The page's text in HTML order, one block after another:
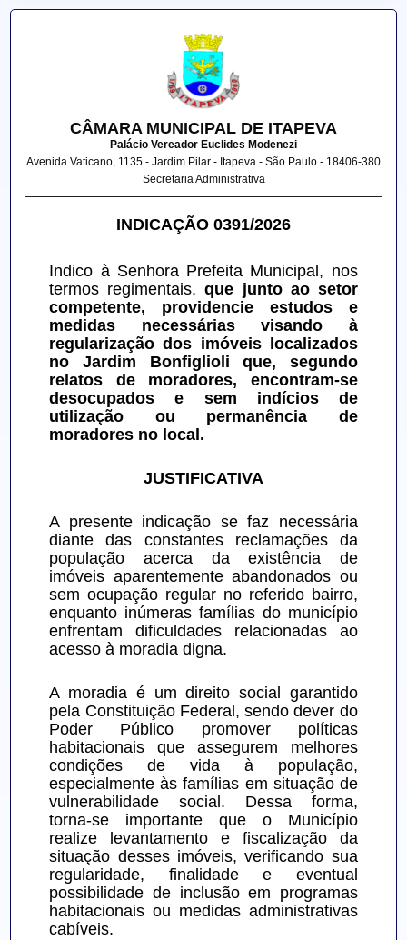
CÂMARA MUNICIPAL DE ITAPEVA
Palácio Vereador Euclides Modenezi
Avenida Vaticano, 1135 - Jardim Pilar - Itapeva - São Paulo - 18406-380
Secretaria Administrativa
INDICAÇÃO 0391/2026
Indico à Senhora Prefeita Municipal, nos
termos regimentais, que junto ao setor
competente, providencie estudos e
medidas necessárias visando à
regularização dos imóveis localizados
no Jardim Bonfiglioli que, segundo
relatos de moradores, encontram-se
desocupados e sem indícios de
utilização ou permanência de
moradores no local.
JUSTIFICATIVA
A presente indicação se faz necessária
diante das constantes reclamações da
população acerca da existência de
imóveis aparentemente abandonados ou
sem ocupação regular no referido bairro,
enquanto inúmeras famílias do município
enfrentam dificuldades relacionadas ao
acesso à moradia digna.
A moradia é um direito social garantido
pela Constituição Federal, sendo dever do
Poder Público promover políticas
habitacionais que assegurem melhores
condições de vida à população,
especialmente às famílias em situação de
vulnerabilidade social. Dessa forma,
torna-se importante que o Município
realize levantamento e fiscalização da
situação desses imóveis, verificando sua
regularidade, finalidade e eventual
possibilidade de inclusão em programas
habitacionais ou medidas administrativas
cabíveis.